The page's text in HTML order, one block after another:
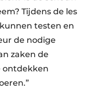
Tijdens de les
testen en
de nodige
zaken de
ontdekken